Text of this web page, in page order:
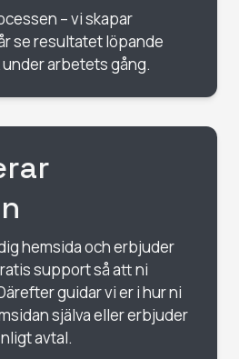
– vi skapar
se resultatet löpande
arbetets gång.
hemsida och erbjuder
support så att ni
guidar vi er i hur ni
själva eller erbjuder
avtal.